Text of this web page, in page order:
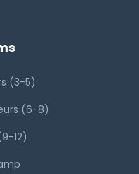
(3-5)
(6-8)
12)